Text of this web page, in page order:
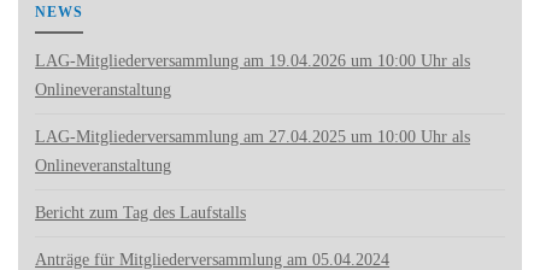
NEWS
LAG-Mitgliederversammlung am 19.04.2026 um 10:00 Uhr als
Onlineveranstaltung
LAG-Mitgliederversammlung am 27.04.2025 um 10:00 Uhr als
Onlineveranstaltung
Bericht zum Tag des Laufstalls
Anträge für Mitgliederversammlung am 05.04.2024